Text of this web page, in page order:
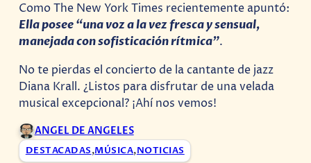
Como The New York Times recientemente apuntó:
Ella posee “una voz a la vez fresca y sensual,
manejada con sofisticación rítmica”.
No te pierdas el concierto de la cantante de jazz
Diana Krall. ¿Listos para disfrutar de una velada
musical excepcional? ¡Ahí nos vemos!
ANGEL DE ANGELES
DESTACADAS,MÚSICA,NOTICIAS